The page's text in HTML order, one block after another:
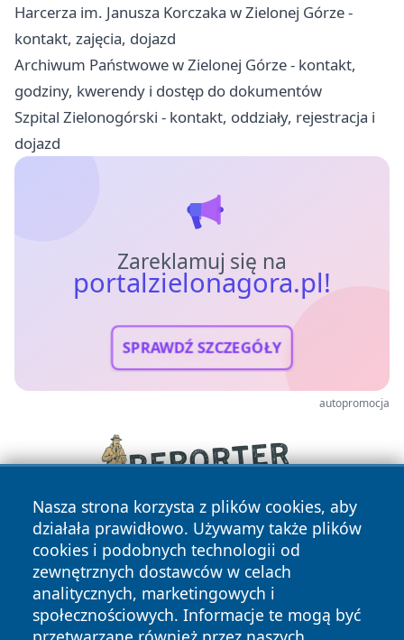
Harcerza im. Janusza Korczaka w Zielonej Górze -
kontakt, zajęcia, dojazd
Archiwum Państwowe w Zielonej Górze - kontakt,
godziny, kwerendy i dostęp do dokumentów
Szpital Zielonogórski - kontakt, oddziały, rejestracja i
dojazd
Zareklamuj się na
portalzielonagora.pl!
SPRAWDŹ SZCZEGÓŁY
autopromocja
Nasza strona korzysta z plików cookies, aby
działała prawidłowo. Używamy także plików
cookies i podobnych technologii od
zewnętrznych dostawców w celach
analitycznych, marketingowych i
społecznościowych. Informacje te mogą być